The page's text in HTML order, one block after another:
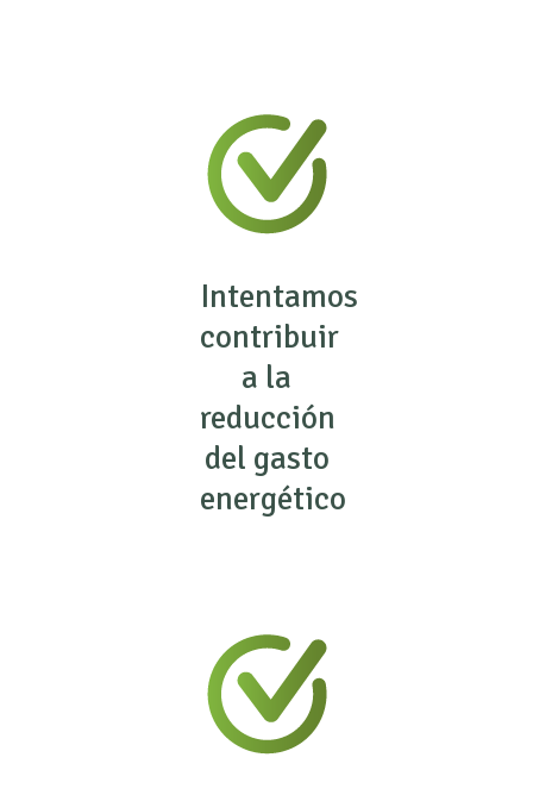
Intentamos
contribuir
a la
reducción
del gasto
energético